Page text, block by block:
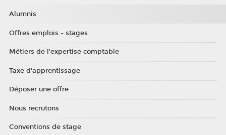
Alumnis
Offres emplois - stages
Métiers de l'expertise comptable
Taxe d'apprentissage
Déposer une offre
Nous recrutons
Conventions de stage